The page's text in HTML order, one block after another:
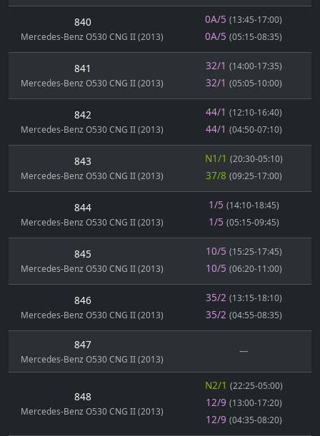
840
Mercedes-Benz O530 CNG II (2013)
0A/5 (13:45-17:00)
0A/5 (05:15-08:35)
841
Mercedes-Benz O530 CNG II (2013)
32/1 (14:00-17:35)
32/1 (05:05-10:00)
842
Mercedes-Benz O530 CNG II (2013)
44/1 (12:10-16:40)
44/1 (04:50-07:10)
843
Mercedes-Benz O530 CNG II (2013)
N1/1 (20:30-05:10)
37/8 (09:25-17:00)
844
Mercedes-Benz O530 CNG II (2013)
1/5 (14:10-18:45)
1/5 (05:15-09:45)
845
Mercedes-Benz O530 CNG II (2013)
10/5 (15:25-17:45)
10/5 (06:20-11:00)
846
Mercedes-Benz O530 CNG II (2013)
35/2 (13:15-18:10)
35/2 (04:55-08:35)
847
Mercedes-Benz O530 CNG II (2013)
---
848
Mercedes-Benz O530 CNG II (2013)
N2/1 (22:25-05:00)
12/9 (13:00-17:20)
12/9 (04:35-08:20)